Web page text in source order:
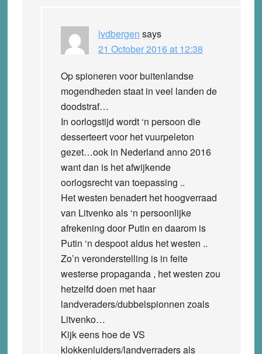
lvdbergen says
21 October 2016 at 12:38
Op spioneren voor buitenlandse
mogendheden staat in veel landen de
doodstraf…
In oorlogstijd wordt ‘n persoon die
desserteert voor het vuurpeleton
gezet…ook in Nederland anno 2016
want dan is het afwijkende
oorlogsrecht van toepassing ..
Het westen benadert het hoogverraad
van Litvenko als ‘n persoonlijke
afrekening door Putin en daarom is
Putin ‘n despoot aldus het westen ..
Zo’n veronderstelling is in feite
westerse propaganda , het westen zou
hetzelfd doen met haar
landveraders/dubbelspionnen zoals
Litvenko…
Kijk eens hoe de VS
klokkenluiders/landverraders als